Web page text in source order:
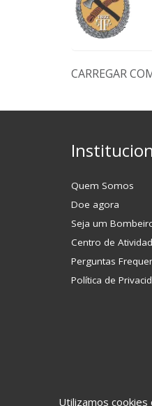
CARREGAR
Quem Somos
Doe agora
Seja um
Centro de
Perguntas
Política de
Utilizamos